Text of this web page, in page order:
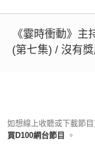
《霎時衝動》
(第七集) / 沒有
如想線上收聽或下載節
買D100網台節目
。